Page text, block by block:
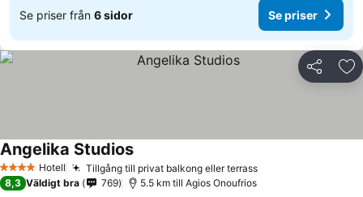
Se priser från 6 sidor Se priser
Dela
4 StjärnorHotell Tillgång till privat balkong eller terrass
Angelika Studios
8,3 Väldigt bra 769 5.5 km till Agios Onoufrios